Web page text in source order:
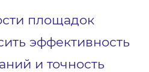
площадок
эффективность
и точность